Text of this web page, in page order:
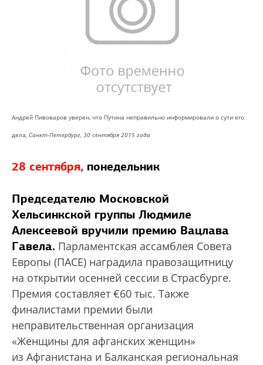
Андрей Пивоваров уверен, что Путина неправильно информировали о сути его
дела, Санкт-Петербург, 30 сентября 2015 года
28 сентября, понедельник
Председателю Московской
Хельсинкской группы Людмиле
Алексеевой вручили премию Вацлава
Гавела. Парламентская ассамблея Совета
Европы (ПАСЕ) наградила правозащитницу
на открытии осенней сессии в Страсбурге.
Премия составляет €60 тыс. Также
финалистами премии были
неправительственная организация
«Женщины для афганских женщин»
из Афганистана и Балканская региональная